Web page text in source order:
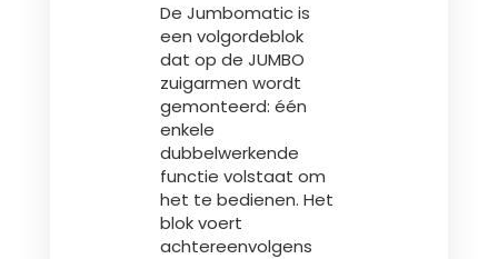
PARTS BOOK Italiano
Dansk
Română
Suomi
De Jumbomatic is
een volgordeblok
dat op de JUMBO
zuigarmen wordt
gemonteerd: één
enkele
dubbelwerkende
functie volstaat om
het te bedienen. Het
blok voert
achtereenvolgens